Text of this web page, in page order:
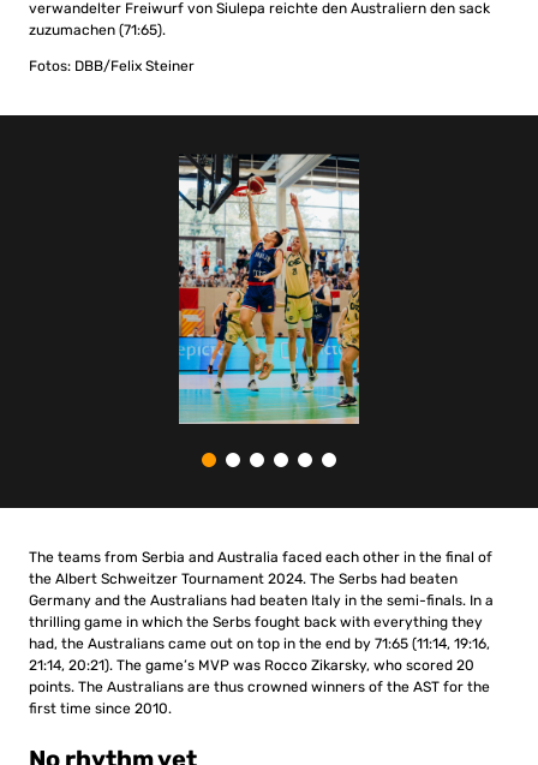
verwandelter Freiwurf von Siulepa reichte den Australiern den sack
zuzumachen (71:65).
Fotos: DBB/Felix Steiner
The teams from Serbia and Australia faced each other in the final of
the Albert Schweitzer Tournament 2024. The Serbs had beaten
Germany and the Australians had beaten Italy in the semi-finals. In a
thrilling game in which the Serbs fought back with everything they
had, the Australians came out on top in the end by 71:65 (11:14, 19:16,
21:14, 20:21). The game’s MVP was Rocco Zikarsky, who scored 20
points. The Australians are thus crowned winners of the AST for the
first time since 2010.
No rhythm yet